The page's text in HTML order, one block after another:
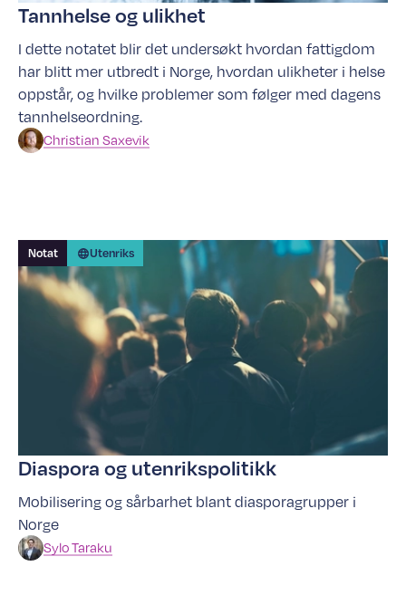
Tannhelse og ulikhet
I dette notatet blir det undersøkt hvordan fattigdom
har blitt mer utbredt i Norge, hvordan ulikheter i helse
oppstår, og hvilke problemer som følger med dagens
tannhelseordning.
Christian Saxevik
Diaspora og utenrikspolitikk
Mobilisering og sårbarhet blant diasporagrupper i
Norge
Notat Utenriks
SyloTaraku